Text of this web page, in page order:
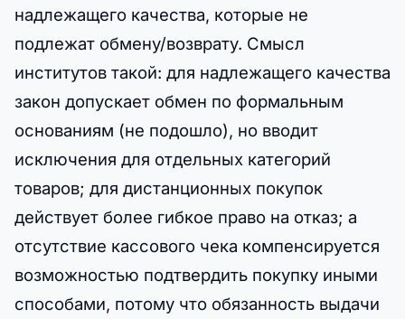
надлежащего качества, которые не
подлежат обмену/возврату. Смысл
институтов такой: для надлежащего качества
закон допускает обмен по формальным
основаниям (не подошло), но вводит
исключения для отдельных категорий
товаров; для дистанционных покупок
действует более гибкое право на отказ; а
отсутствие кассового чека компенсируется
возможностью подтвердить покупку иными
способами, потому что обязанность выдачи